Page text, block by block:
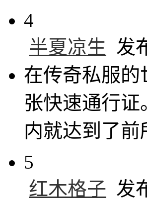
4
半夏凉生 发
在传奇私服
张快速通行
内就达到了
5
红木格子 发